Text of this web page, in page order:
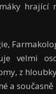
hrající
velmi
z
a současně